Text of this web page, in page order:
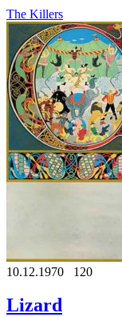
The Killers
10.12.1970
120
Lizard